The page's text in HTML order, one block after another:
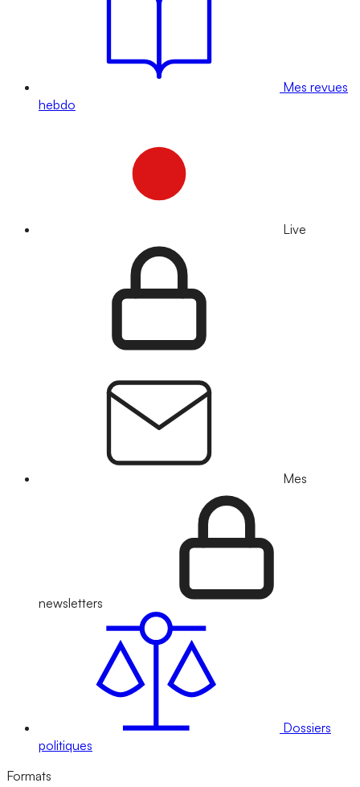
Mes revues
hebdo
Live
Mes
newsletters
Dossiers
politiques
Formats